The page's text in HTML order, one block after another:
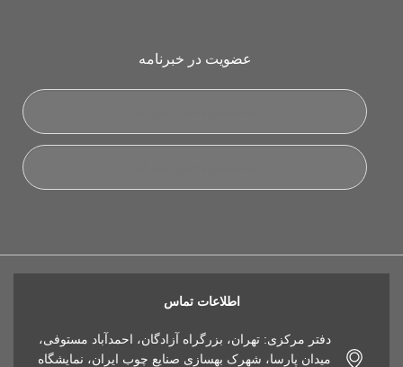
عضویت در خبرنامه
اطلاعات تماس
دفتر مرکزی: تهران، بزرگراه آزادگان، احمدآباد مستوفی،
میدان پارسا، شهرک بهسازی صنایع چوب ایران، نمایشگاه